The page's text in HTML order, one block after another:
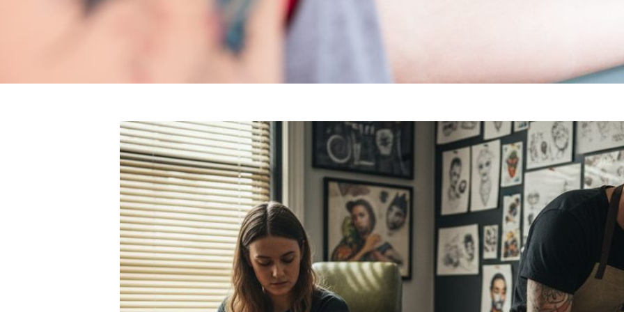
ÜZLETI
Search
for:
VÁLASSZON A TKTX KENŐCSÖK KÖZÜL
ERŐSEBB KENŐCS, MINT A TKTX